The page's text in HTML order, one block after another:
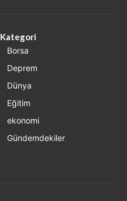
Kategori
Borsa
Deprem
Dünya
Eğitim
ekonomi
Gündemdekiler